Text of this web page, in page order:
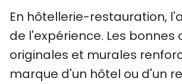
En hôtellerie-restauration,
de l'expérience. Les
originales et murales
marque d'un hôtel ou d'un